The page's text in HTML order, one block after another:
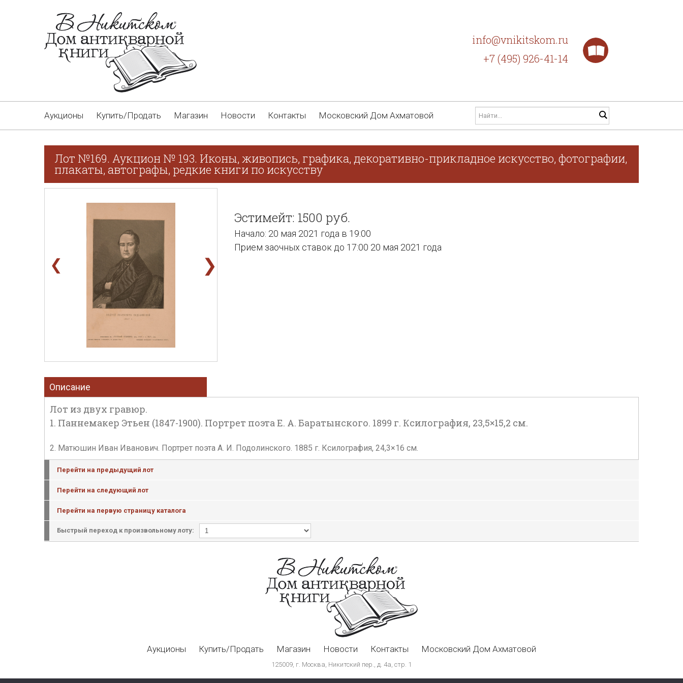
info@vnikitskom.ru
+7 (495) 926-41-14
Аукционы Купить/Продать Магазин Новости Контакты Московский Дом Ахматовой
Лот №169. Аукцион № 193. Иконы, живопись, графика, декоративно-прикладное искусство, фотографии,
плакаты, автографы, редкие книги по искусству
❮ ❯
Эстимейт: 1500 руб.
Начало: 20 мая 2021 года в 19:00
Прием заочных ставок до 17:00 20 мая 2021 года
Описание
Лот из двух гравюр.
1. Паннемакер Этьен (1847-1900). Портрет поэта Е. А. Баратынского. 1899 г. Ксилография, 23,5×15,2 см.
2. Матюшин Иван Иванович. Портрет поэта А. И. Подолинского. 1885 г. Ксилография, 24,3×16 см.
Перейти на предыдущий лот
Перейти на следующий лот
Перейти на первую страницу каталога
Быстрый переход к произвольному лоту:
Аукционы Купить/Продать Магазин Новости Контакты Московский Дом Ахматовой
125009, г. Москва, Никитский пер., д. 4а, стр. 1